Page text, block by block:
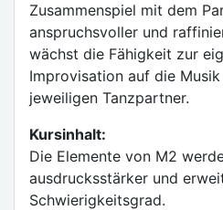
Zusammenspiel mit dem
anspruchsvoller und
wächst die Fähigkeit zur
Improvisation auf die
jeweiligen Tanzpartner.
Kursinhalt:
Die Elemente von M2
ausdrucksstärker und
Schwierigkeitsgrad.